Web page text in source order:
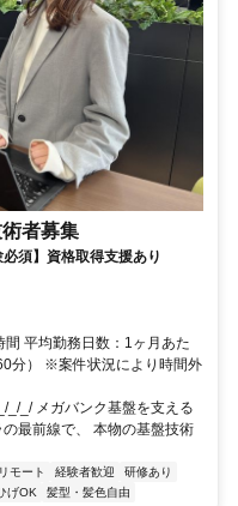
者募集
須】資格取得支援あり
平均勤務日数：1ヶ月あた
分） ※案件状況により時間外
_/_/ メガバンク基盤を支える
最前線で、 本物の基盤技術
モート 経験者歓迎
研修あり
げOK 髪型・髪色自由